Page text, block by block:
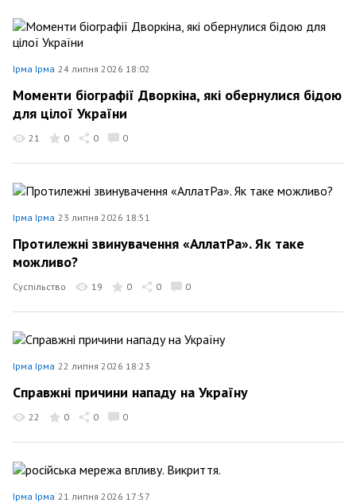
Ірма Ірма 24 липня 2026 18:02
Моменти біографії Дворкіна, які обернулися бідою
для цілої України
21 0 0 0
Ірма Ірма 23 липня 2026 18:51
Протилежні звинувачення «АллатРа». Як таке
можливо?
Суспільство 19 0 0 0
Ірма Ірма 22 липня 2026 18:23
Справжні причини нападу на Україну
22 0 0 0
Ірма Ірма 21 липня 2026 17:57